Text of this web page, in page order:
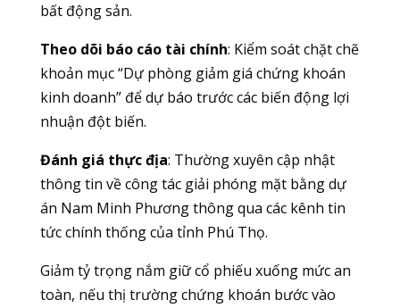
bất động sản.
Theo dõi báo cáo tài chính: Kiểm soát chặt chẽ
khoản mục “Dự phòng giảm giá chứng khoán
kinh doanh” để dự báo trước các biến động lợi
nhuận đột biến.
Đánh giá thực địa: Thường xuyên cập nhật
thông tin về công tác giải phóng mặt bằng dự
án Nam Minh Phương thông qua các kênh tin
tức chính thống của tỉnh Phú Thọ.
Giảm tỷ trọng nắm giữ cổ phiếu xuống mức an
toàn, nếu thị trường chứng khoán bước vào